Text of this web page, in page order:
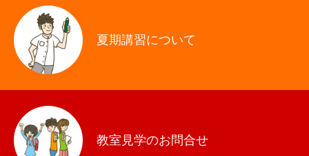
夏期講習について
教室見学のお問合せ